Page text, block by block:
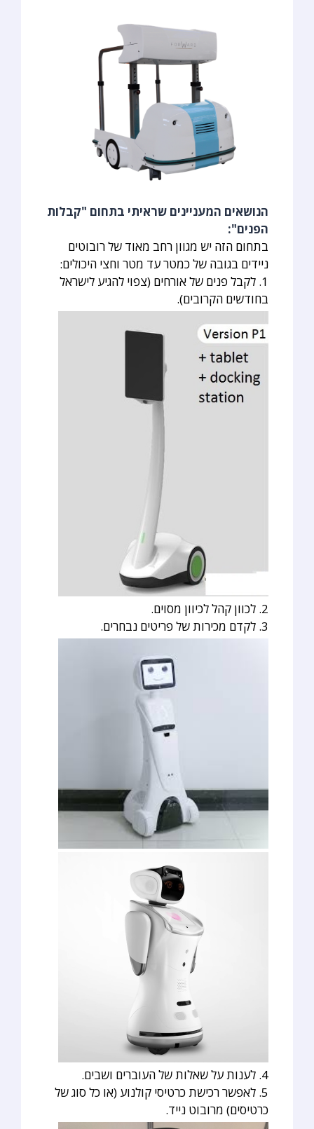
הנושאים המעניינים שראיתי בתחום "קבלות
הפנים":
בתחום הזה יש מגוון רחב מאוד של רובוטים
ניידים בגובה של כמטר עד מטר וחצי היכולים:
1. לקבל פנים של אורחים (צפוי להגיע לישראל
בחודשים הקרובים).
2. לכוון קהל לכיוון מסוים.
3. לקדם מכירות של פריטים נבחרים.
4. לענות על שאלות של העוברים ושבים.
5. לאפשר רכישת כרטיסי קולנוע (או כל סוג של
כרטיסים) מרובוט נייד.